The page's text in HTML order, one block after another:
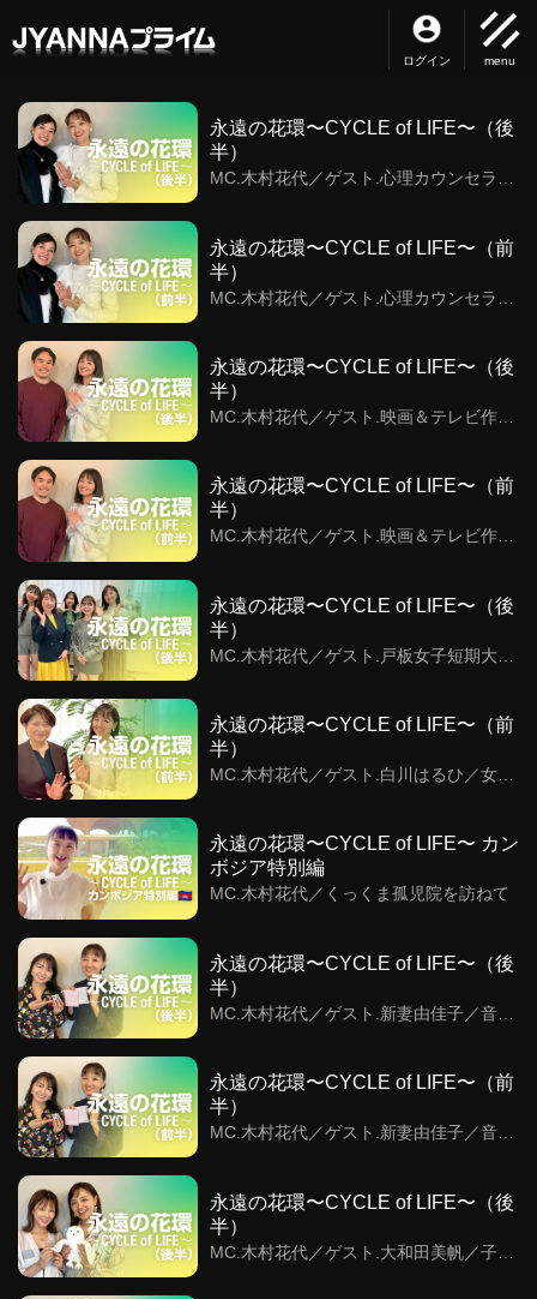
ログイン
永遠の花環〜CYCLE of LIFE〜（後
半）
MC.木村花代／ゲスト.心理カウンセラー
永遠の花環〜CYCLE of LIFE〜（前
半）
MC.木村花代／ゲスト.心理カウンセラー
永遠の花環〜CYCLE of LIFE〜（後
半）
MC.木村花代／ゲスト.映画＆テレビ作曲
架け橋
永遠の花環〜CYCLE of LIFE〜（前
半）
MC.木村花代／ゲスト.映画＆テレビ作曲
架け橋
永遠の花環〜CYCLE of LIFE〜（後
半）
MC.木村花代／ゲスト.戸板女子短期大学
を目指して〜戸板女子短期大学の挑戦〜
永遠の花環〜CYCLE of LIFE〜（前
半）
MC.木村花代／ゲスト.白川はるひ／女性
永遠の花環〜CYCLE of LIFE〜 カン
ボジア特別編
MC.木村花代／くっくま孤児院を訪ねて
永遠の花環〜CYCLE of LIFE〜（後
半）
MC.木村花代／ゲスト.新妻由佳子／音楽
永遠の花環〜CYCLE of LIFE〜（前
半）
MC.木村花代／ゲスト.新妻由佳子／音楽
永遠の花環〜CYCLE of LIFE〜（後
半）
MC.木村花代／ゲスト.大和田美帆／子ど
menu